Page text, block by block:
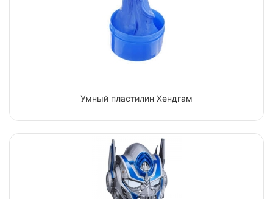
Умный пластилин Хендгам